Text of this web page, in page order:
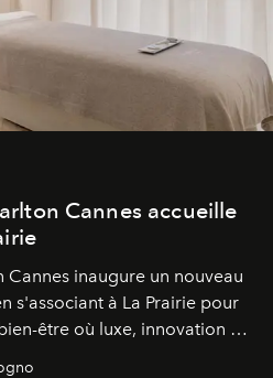
Cannes accueille
Cannes inaugure un nouveau
s'associant à La Prairie pour
être où luxe, innovation et